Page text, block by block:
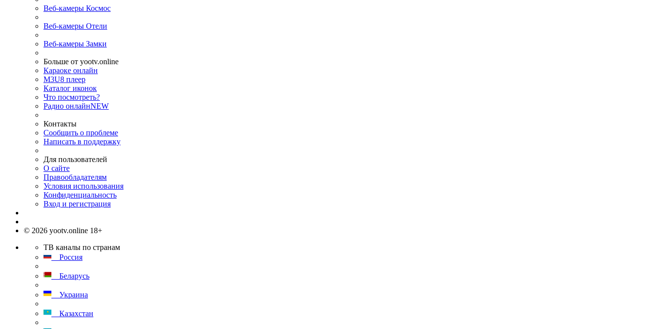
Веб-камеры Космос
Веб-камеры Отели
Веб-камеры Замки
Больше от yootv.online
Караоке онлайн
M3U8 плеер
Каталог иконок
Что посмотреть?
Радио онлайнNEW
Контакты
Сообщить о проблеме
Написать в поддержку
Для пользователей
О сайте
Правообладателям
Условия использования
Конфиденциальность
Вход и регистрация
© 2026 yootv.online 18+
ТВ каналы по странам
Россия
Беларусь
Украина
Казахстан